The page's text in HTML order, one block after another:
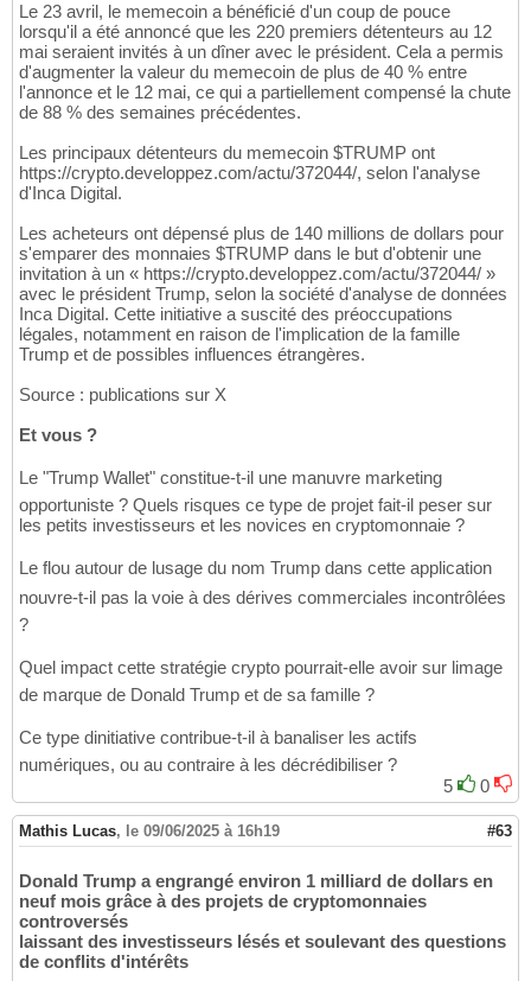
Le 23 avril, le memecoin a bénéficié d'un coup de pouce
lorsqu'il a été annoncé que les 220 premiers détenteurs au 12
mai seraient invités à un dîner avec le président. Cela a permis
d'augmenter la valeur du memecoin de plus de 40 % entre
l'annonce et le 12 mai, ce qui a partiellement compensé la chute
de 88 % des semaines précédentes.
Les principaux détenteurs du memecoin $TRUMP ont
https://crypto.developpez.com/actu/372044/, selon l'analyse
d'Inca Digital.
Les acheteurs ont dépensé plus de 140 millions de dollars pour
s'emparer des monnaies $TRUMP dans le but d'obtenir une
invitation à un « https://crypto.developpez.com/actu/372044/ »
avec le président Trump, selon la société d'analyse de données
Inca Digital. Cette initiative a suscité des préoccupations
légales, notamment en raison de l'implication de la famille
Trump et de possibles influences étrangères.
Source : publications sur X
Et vous ?
Le "Trump Wallet" constitue-t-il une manuvre marketing
opportuniste ? Quels risques ce type de projet fait-il peser sur
les petits investisseurs et les novices en cryptomonnaie ?
Le flou autour de lusage du nom Trump dans cette application
nouvre-t-il pas la voie à des dérives commerciales incontrôlées
?
Quel impact cette stratégie crypto pourrait-elle avoir sur limage
de marque de Donald Trump et de sa famille ?
Ce type dinitiative contribue-t-il à banaliser les actifs
numériques, ou au contraire à les décrédibiliser ?
5
0
Mathis Lucas, le 09/06/2025 à 16h19 #63
Donald Trump a engrangé environ 1 milliard de dollars en
neuf mois grâce à des projets de cryptomonnaies
controversés
laissant des investisseurs lésés et soulevant des questions
de conflits d'intérêts